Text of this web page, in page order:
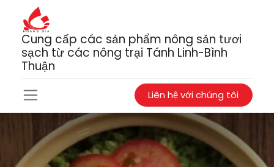
Cung cấp các sản phẩm nông sản tươi
sạch từ các nông trại Tánh Linh-Bình
Thuận
Liên hệ với chúng tôi